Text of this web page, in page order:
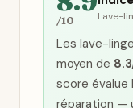
/10 Lave-
Les lave-
moyen de
score
réparation —